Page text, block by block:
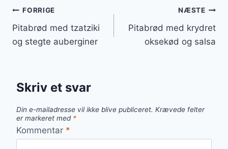
Indlægsnavigation
FORRIGE
Pitabrød med tzatziki
og stegte auberginer
NÆSTE
Pitabrød med krydret
oksekød og salsa
Skriv et svar
Din e-mailadresse vil ikke blive publiceret. Krævede felter
er markeret med *
Kommentar *